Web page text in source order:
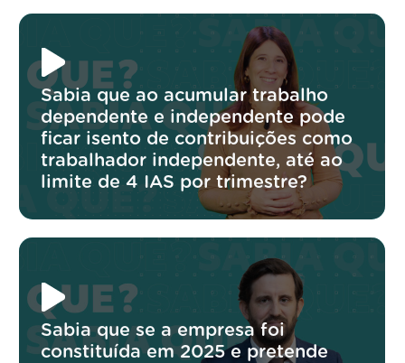
Sabia que ao acumular trabalho
dependente e independente pode
ficar isento de contribuições como
trabalhador independente, até ao
limite de 4 IAS por trimestre?
Sabia que se a empresa foi
constituída em 2025 e pretende